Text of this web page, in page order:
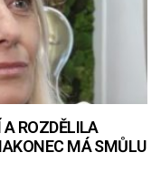
ROZDĚLILA
MÁ SMŮLU